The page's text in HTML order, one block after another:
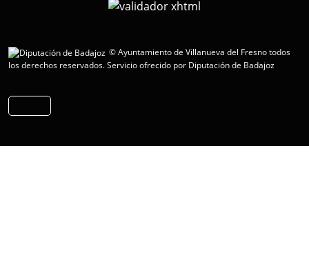
© Ayuntamiento de Villanueva del Fresno todos
los derechos reservados.Servicio ofrecido por Diputación de Badajoz